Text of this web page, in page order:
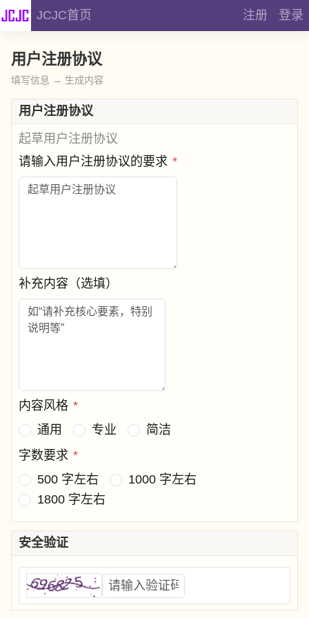
JCJC首页 注册 登录
用户注册协议
填写信息 → 生成内容
用户注册协议
起草用户注册协议
请输入用户注册协议的要求 *
补充内容（选填）
内容风格 *
通用
专业
简洁
字数要求 *
500 字左右
1000 字左右
1800 字左右
安全验证